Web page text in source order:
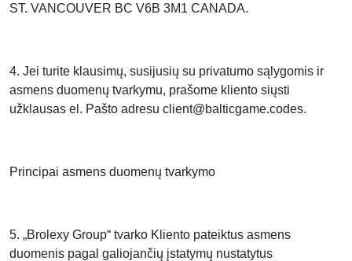
ST. VANCOUVER BC V6B 3M1 CANADA.
4. Jei turite klausimų, susijusių su privatumo sąlygomis ir
asmens duomenų tvarkymu, prašome kliento siųsti
užklausas el. Pašto adresu client@balticgame.codes.
Principai asmens duomenų tvarkymo
5. „Brolexy Group“ tvarko Kliento pateiktus asmens
duomenis pagal galiojančių įstatymų nustatytus